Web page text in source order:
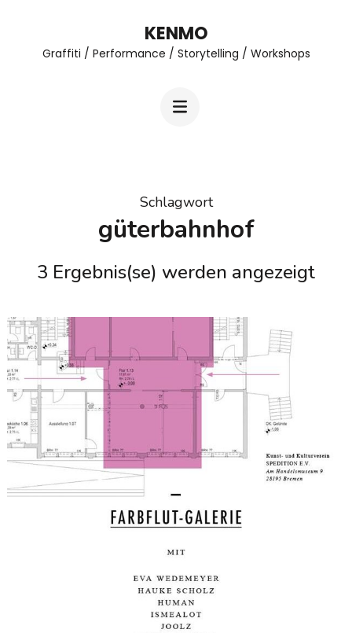
springen
KENMO
Graffiti / Performance / Storytelling / Workshops
Schlagwort
güterbahnhof
3 Ergebnis(se) werden angezeigt